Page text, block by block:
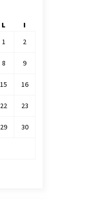
L
I
1
2
8 9
15 16
22 23
29 30